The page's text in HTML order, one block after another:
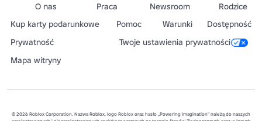
O nas Praca Newsroom
Rodzice
Kup karty podarunkowe
Pomoc Warunki
Dostępność
Prywatność
Twoje ustawienia prywatności
Mapa witryny
© 2026 Roblox Corporation. Nazwa Roblox, logo Roblox oraz hasło „Powering Imagination” należą do naszych